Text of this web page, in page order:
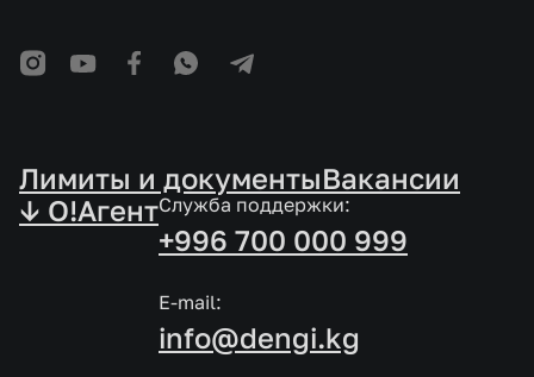
Лимиты и документыВакансии
↓ O!АгентСлужба поддержки:
+996 700 000 999
E-mail:
info@dengi.kg